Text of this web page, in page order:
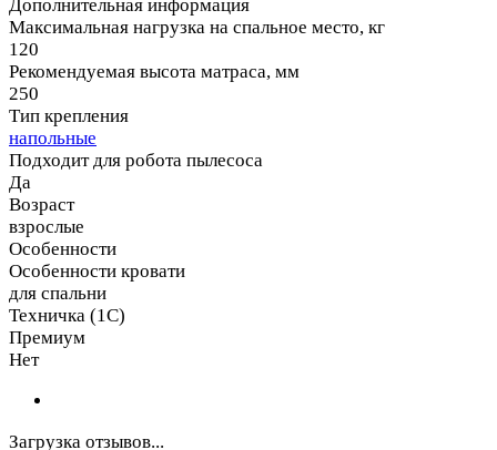
Дополнительная информация
Максимальная нагрузка на спальное место, кг
120
Рекомендуемая высота матраса, мм
250
Тип крепления
напольные
Подходит для робота пылесоса
Да
Возраст
взрослые
Особенности
Особенности кровати
для спальни
Техничка (1С)
Премиум
Нет
Загрузка отзывов...